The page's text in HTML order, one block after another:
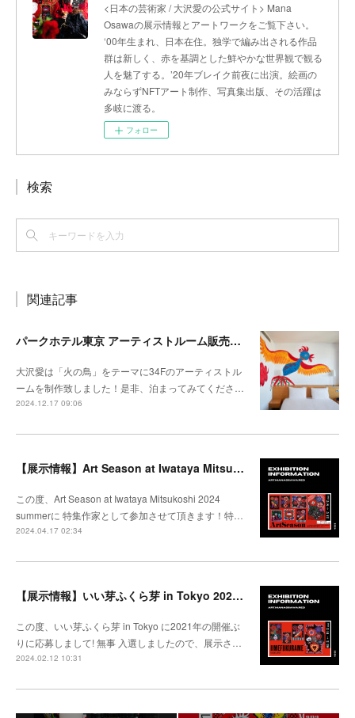
<日本の芸術家 / 大沢愛の公式サイト> Mana
Osawaの展示情報とアートワークをご覧下さい。
‘00年生まれ、日本在住。独学で編み出される作品
群は新しく、赤を基調とした鮮やかな世界観で観る
人を魅了する。’20年ブレイク前夜に出演。絵画の
みならずNFTアート制作、写真集出版、その活躍は
多岐に渡る。
フォロー
検索
関連記事
パークホテル東京 アーティストルーム販売開始
大沢愛は「火の鳥」をテーマに34Fのアーティストル
ームを制作致しました！是非、泊まってみてくださ…
2024.12.17 09:06
【展示情報】Art Season at Iwataya Mitsukoshi 2024 summer 特集 大沢愛
この度、Art Season at Iwataya Mitsukoshi 2024
summerに 特集作家として参加させて頂きます！特…
2024.04.17 02:34
【展示情報】いい芽ふくら芽 in Tokyo 2024 @松坂屋上野
この度、いい芽ふくら芽 in Tokyo に2021年の開催ぶ
りに応募しまして! 無事 入選しましたので、展示さ…
2024.02.12 10:31